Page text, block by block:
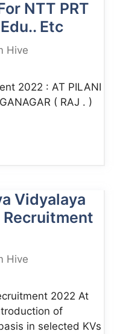
NTT PRT
Etc
Hive
2022 : AT PILANI
( RAJ . )
Vidyalaya
Recruitment
Hive
2022 At
of
in selected KVs